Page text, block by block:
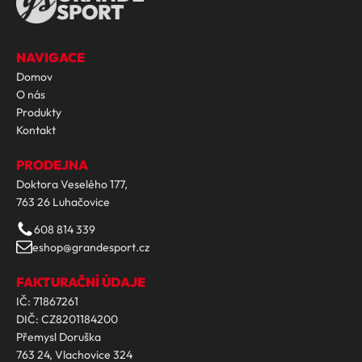
SPORT
NAVIGACE
Domov
O nás
Produkty
Kontakt
PRODEJNA
Doktora Veselého 177,
763 26 Luhačovice
608 814 339
eshop@grandesport.cz
FAKTURAČNÍ ÚDAJE
IČ: 71867261
DIČ: CZ8201184200
Přemysl Doruška
763 24, Vlachovice 324